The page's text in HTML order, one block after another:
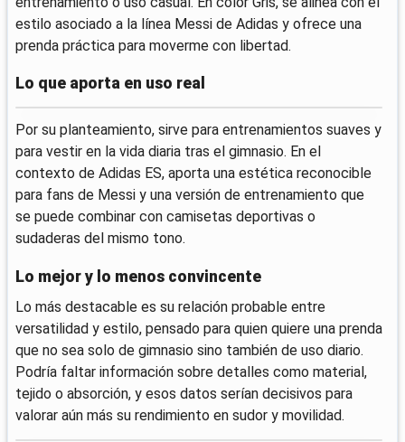
estilo asociado a la línea Messi de Adidas y ofrece una
prenda práctica para moverme con libertad.
Lo que aporta en uso real
Por su planteamiento, sirve para entrenamientos suaves y
para vestir en la vida diaria tras el gimnasio. En el
contexto de Adidas ES, aporta una estética reconocible
para fans de Messi y una versión de entrenamiento que
se puede combinar con camisetas deportivas o
sudaderas del mismo tono.
Lo mejor y lo menos convincente
Lo más destacable es su relación probable entre
versatilidad y estilo, pensado para quien quiere una prenda
que no sea solo de gimnasio sino también de uso diario.
Podría faltar información sobre detalles como material,
tejido o absorción, y esos datos serían decisivos para
valorar aún más su rendimiento en sudor y movilidad.